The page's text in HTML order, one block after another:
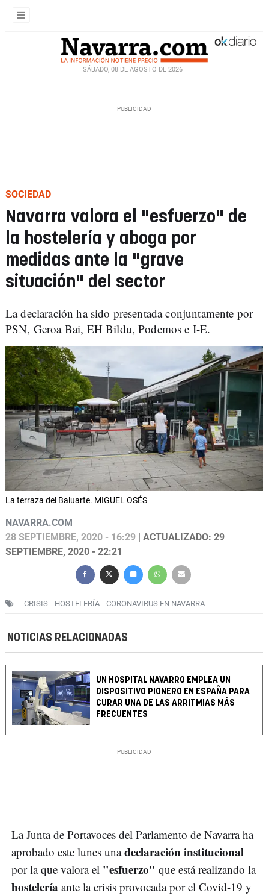
SÁBADO, 08 DE AGOSTO DE 2026
SOCIEDAD
Navarra valora el "esfuerzo" de
la hostelería y aboga por
medidas ante la "grave
situación" del sector
La declaración ha sido presentada conjuntamente por
PSN, Geroa Bai, EH Bildu, Podemos e I-E.
La terraza del Baluarte. MIGUEL OSÉS
NAVARRA.COM
28 SEPTIEMBRE, 2020 - 16:29 | ACTUALIZADO: 29
SEPTIEMBRE, 2020 - 22:21
CRISIS HOSTELERÍA CORONAVIRUS EN NAVARRA
NOTICIAS RELACIONADAS
UN HOSPITAL NAVARRO EMPLEA UN
DISPOSITIVO PIONERO EN ESPAÑA PARA
CURAR UNA DE LAS ARRITMIAS MÁS
FRECUENTES
La Junta de Portavoces del Parlamento de Navarra ha
aprobado este lunes unadeclaración institucional
por la que valora el "esfuerzo" que está realizando la
hostelería ante la crisis provocada por el Covid-19 y